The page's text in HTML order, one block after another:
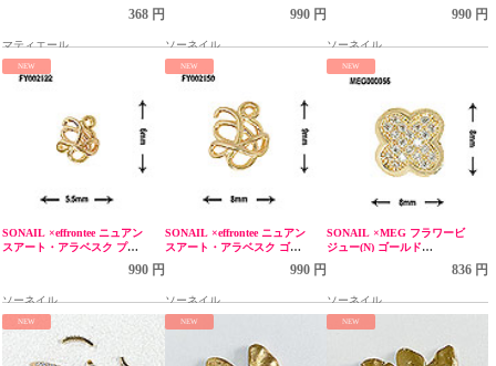
368 円
マティエール
990 円
ソーネイル
990 円
ソーネイル
NEW
SONAIL ×effrontee ニュアン
スアート・アラベスク プチ
990 円
ソーネイル
NEW
SONAIL ×effrontee ニュアン
スアート・アラベスク ゴー
990 円
ソーネイル
NEW
SONAIL ×MEG フラワービ
ジュー(N) ゴールド
836 円
ソーネイル
NEW NEW NEW